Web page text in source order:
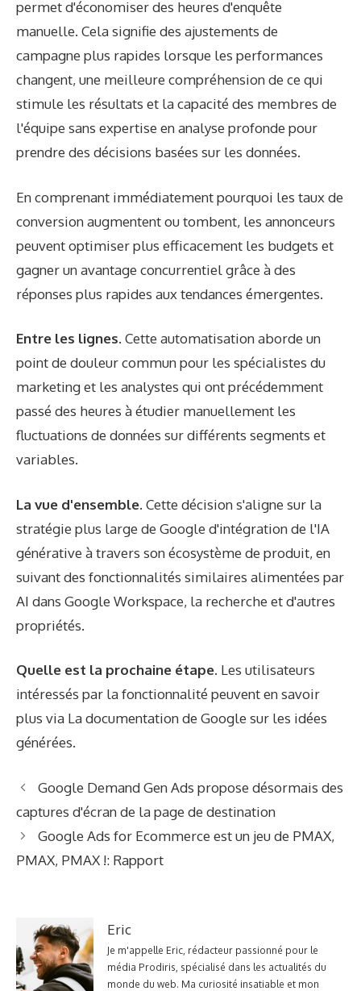
permet d'économiser des heures d'enquête
manuelle. Cela signifie des ajustements de
campagne plus rapides lorsque les performances
changent, une meilleure compréhension de ce qui
stimule les résultats et la capacité des membres de
l'équipe sans expertise en analyse profonde pour
prendre des décisions basées sur les données.
En comprenant immédiatement pourquoi les taux de
conversion augmentent ou tombent, les annonceurs
peuvent optimiser plus efficacement les budgets et
gagner un avantage concurrentiel grâce à des
réponses plus rapides aux tendances émergentes.
Entre les lignes. Cette automatisation aborde un
point de douleur commun pour les spécialistes du
marketing et les analystes qui ont précédemment
passé des heures à étudier manuellement les
fluctuations de données sur différents segments et
variables.
La vue d'ensemble. Cette décision s'aligne sur la
stratégie plus large de Google d'intégration de l'IA
générative à travers son écosystème de produit, en
suivant des fonctionnalités similaires alimentées par
AI dans Google Workspace, la recherche et d'autres
propriétés.
Quelle est la prochaine étape. Les utilisateurs
intéressés par la fonctionnalité peuvent en savoir
plus via La documentation de Google sur les idées
générées.
Google Demand Gen Ads propose désormais des
captures d'écran de la page de destination
Google Ads for Ecommerce est un jeu de PMAX,
PMAX, PMAX !: Rapport
Eric
Je m'appelle Eric, rédacteur passionné pour le
média Prodiris, spécialisé dans les actualités du
monde du web. Ma curiosité insatiable et mon